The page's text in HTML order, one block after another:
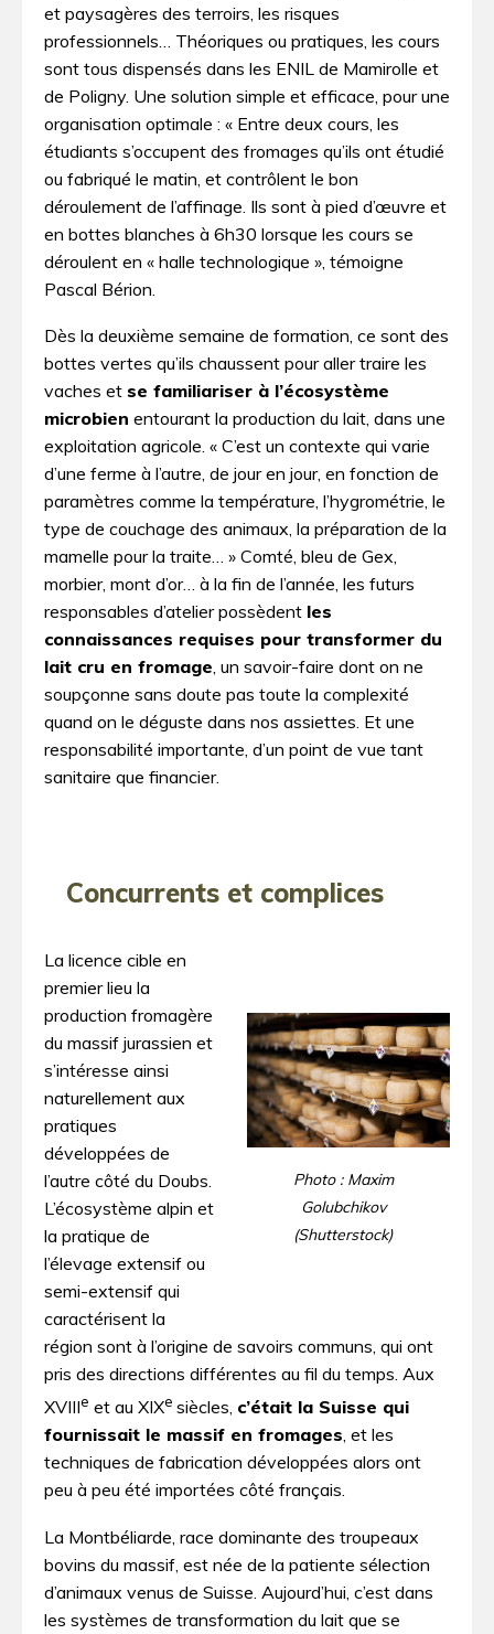
et paysagères des terroirs, les risques
professionnels… Théoriques ou pratiques, les cours
sont tous dispensés dans les ENIL de Mamirolle et
de Poligny. Une solution simple et efficace, pour une
organisation optimale : « Entre deux cours, les
étudiants s’occupent des fromages qu’ils ont étudié
ou fabriqué le matin, et contrôlent le bon
déroulement de l’affinage. Ils sont à pied d’œuvre et
en bottes blanches à 6h30 lorsque les cours se
déroulent en « halle technologique », témoigne
Pascal Bérion.
Dès la deuxième semaine de formation, ce sont des
bottes vertes qu’ils chaussent pour aller traire les
vaches et se familiariser à l’écosystème
microbien entourant la production du lait, dans une
exploitation agricole. « C’est un contexte qui varie
d’une ferme à l’autre, de jour en jour, en fonction de
paramètres comme la température, l’hygrométrie, le
type de couchage des animaux, la préparation de la
mamelle pour la traite… » Comté, bleu de Gex,
morbier, mont d’or… à la fin de l’année, les futurs
responsables d’atelier possèdent les
connaissances requises pour transformer du
lait cru en fromage, un savoir-faire dont on ne
soupçonne sans doute pas toute la complexité
quand on le déguste dans nos assiettes. Et une
responsabilité importante, d’un point de vue tant
sanitaire que financier.
Concurrents et complices
Photo : Maxim
Golubchikov
(Shutterstock)
La licence cible en
premier lieu la
production fromagère
du massif jurassien et
s’intéresse ainsi
naturellement aux
pratiques
développées de
l’autre côté du Doubs.
L’écosystème alpin et
la pratique de
l’élevage extensif ou
semi-extensif qui
caractérisent la
région sont à l’origine de savoirs communs, qui ont
pris des directions différentes au fil du temps. Aux
X­V­I­I­I­e et au X­I­X­e siècles, c’était la Suisse qui
fournissait le massif en fromages, et les
techniques de fabrication développées alors ont
peu à peu été importées côté français.
La Montbéliarde, race dominante des troupeaux
bovins du massif, est née de la patiente sélection
d’animaux venus de Suisse. Aujourd’hui, c’est dans
les systèmes de transformation du lait que se